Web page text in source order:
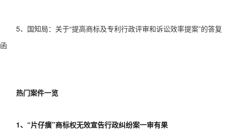
5、国知局：关于“提高商标及专利行政评审和诉讼效率提案”的答复
函
热门案件一览
1、“片仔癀”商标权无效宣告行政纠纷案一审有果